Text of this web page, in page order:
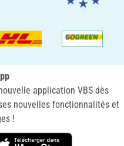
application VBS dès
nouvelles fonctionnalités et
!